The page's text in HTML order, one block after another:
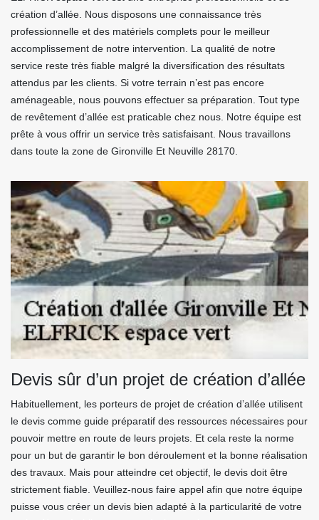
création d’allée. Nous disposons une connaissance très
professionnelle et des matériels complets pour le meilleur
accomplissement de notre intervention. La qualité de notre
service reste très fiable malgré la diversification des résultats
attendus par les clients. Si votre terrain n’est pas encore
aménageable, nous pouvons effectuer sa préparation. Tout type
de revêtement d’allée est praticable chez nous. Notre équipe est
prête à vous offrir un service très satisfaisant. Nous travaillons
dans toute la zone de Gironville Et Neuville 28170.
Devis sûr d’un projet de création d’allée
Habituellement, les porteurs de projet de création d’allée utilisent
le devis comme guide préparatif des ressources nécessaires pour
pouvoir mettre en route de leurs projets. Et cela reste la norme
pour un but de garantir le bon déroulement et la bonne réalisation
des travaux. Mais pour atteindre cet objectif, le devis doit être
strictement fiable. Veuillez-nous faire appel afin que notre équipe
puisse vous créer un devis bien adapté à la particularité de votre